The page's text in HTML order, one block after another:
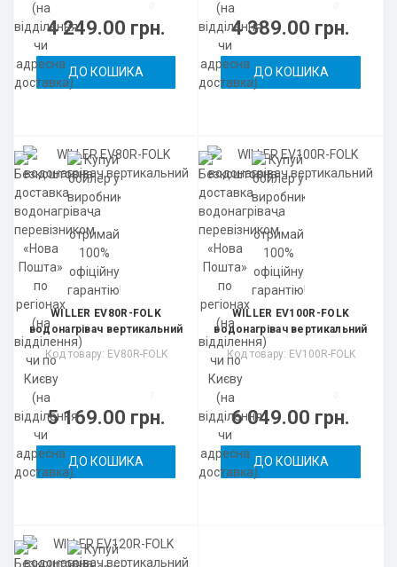
4 249.00 грн.
ДО КОШИКА
4 389.00 грн.
ДО КОШИКА
WILLER EV80R-FOLK
водонагрівач вертикальний
Код товару: EV80R-FOLK
5 169.00 грн.
ДО КОШИКА
WILLER EV100R-FOLK
водонагрівач вертикальний
Код товару: EV100R-FOLK
6 049.00 грн.
ДО КОШИКА